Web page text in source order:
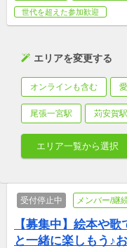
世代を超えた参加歓迎
エリアを変更する
オンラインも含む
尾張一宮駅 苅安賀駅
エリア一覧から選択
受付停止中 メンバー/継
【募集中】絵本や
と一緒に楽しもう♪